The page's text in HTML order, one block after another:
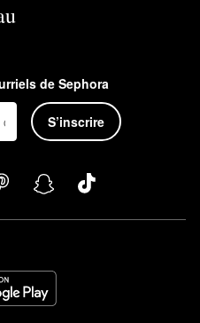
de Sephora
S’inscrire